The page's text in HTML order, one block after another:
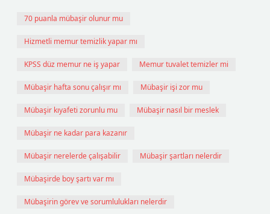
70 puanla mübaşir olunur mu
Hizmetli memur temizlik yapar mı
KPSS düz memur ne iş yapar Memur tuvalet temizler mi
Mübaşir hafta sonu çalışır mı Mübaşir işi zor mu
Mübaşir kıyafeti zorunlu mu Mübaşir nasıl bir meslek
Mübaşir ne kadar para kazanır
Mübaşir nerelerde çalışabilir Mübaşir şartları nelerdir
Mübaşirde boy şartı var mı
Mübaşirin görev ve sorumlulukları nelerdir